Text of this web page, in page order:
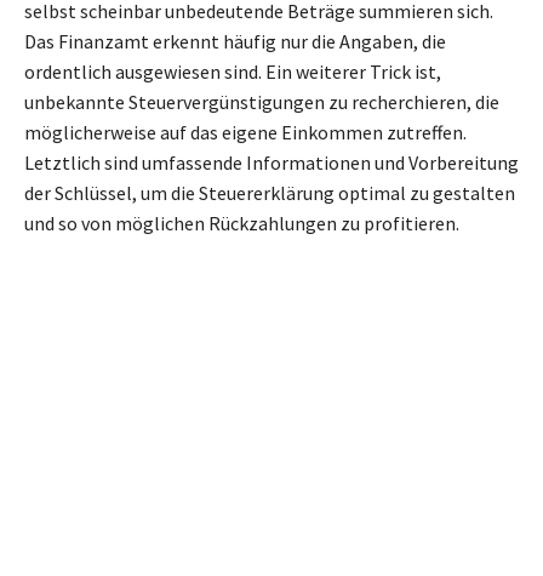
selbst scheinbar unbedeutende Beträge summieren sich.
Das Finanzamt erkennt häufig nur die Angaben, die
ordentlich ausgewiesen sind. Ein weiterer Trick ist,
unbekannte Steuervergünstigungen zu recherchieren, die
möglicherweise auf das eigene Einkommen zutreffen.
Letztlich sind umfassende Informationen und Vorbereitung
der Schlüssel, um die Steuererklärung optimal zu gestalten
und so von möglichen Rückzahlungen zu profitieren.